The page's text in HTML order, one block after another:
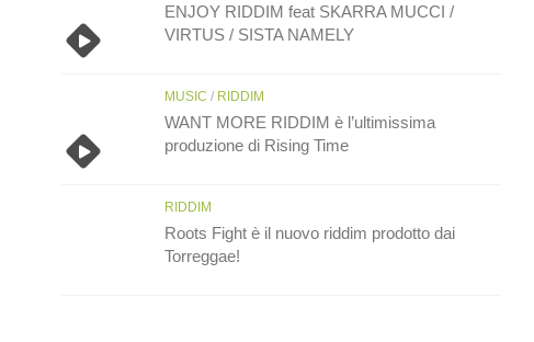
ENJOY RIDDIM feat SKARRA MUCCI /
VIRTUS / SISTA NAMELY
MUSIC / RIDDIM
WANT MORE RIDDIM è l’ultimissima
produzione di Rising Time
RIDDIM
Roots Fight è il nuovo riddim prodotto dai
Torreggae!